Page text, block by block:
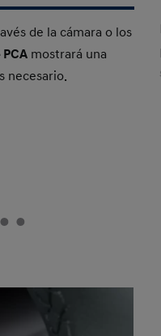
de la cámara o los
mostrará una
necesario.